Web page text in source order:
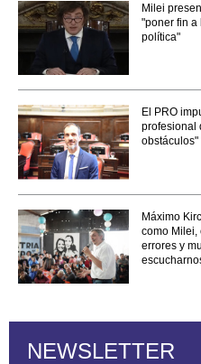
Milei
"poner fin a
política"
El PRO
profesional
obstáculos"
Máximo
como Milei,
errores y
NEWSLETTER